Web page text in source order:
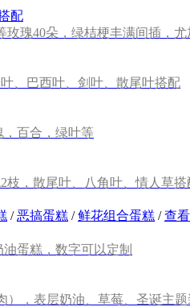
瑰40朵，绿桔梗丰满间插，
、巴西叶、剑叶、散尾叶搭配
，百合，绿叶等
枝，散尾叶、八角叶、情人草搭
/恶搞蛋糕 /鲜花组合蛋糕 /查
蛋糕，数字可以定制
），表层奶油、草莓、圣诞主题